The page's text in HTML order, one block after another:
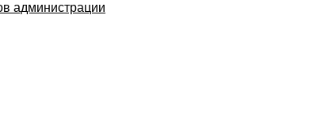
администрации